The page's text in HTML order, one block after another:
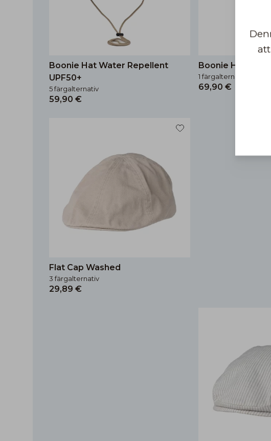
Boonie Hat Water Repellent
UPF50+
5 färgalternativ
59,90 €
Boonie Hat
1 färgalternativ
69,90 €
Flat Cap Washed
3 färgalternativ
29,89 €